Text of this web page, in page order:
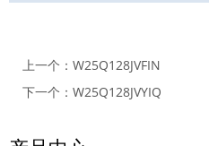
上一个： W25Q128JVFIN
下一个： W25Q128JVYIQ